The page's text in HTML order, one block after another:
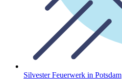
Silvester Feuerwerk in Potsdam